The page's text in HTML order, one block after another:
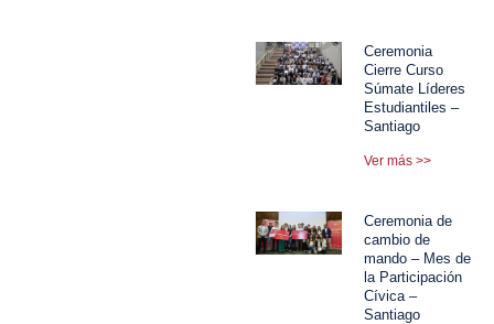
Ceremonia
Cierre Curso
Súmate Líderes
Estudiantiles –
Santiago
Ver más >>
Ceremonia de
cambio de
mando – Mes de
la Participación
Cívica –
Santiago